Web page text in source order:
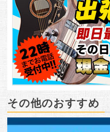
その他のおすすめ